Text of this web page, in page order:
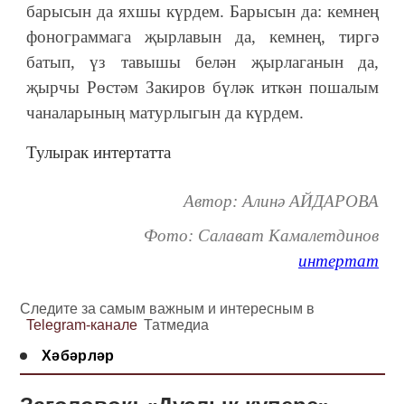
барысын да яхшы күрдем. Барысын да: кемнең
фонограммага җырлавын да, кемнең, тиргә
батып, үз тавышы белән җырлаганын да,
җырчы Рөстәм Закиров бүләк иткән пошалым
чаналарының матурлыгын да күрдем.
Тулырак интертатта
Автор: Алинә АЙДАРОВА
Фото: Салават Камалетдинов
интертат
Следите за самым важным и интересным в
Telegram-канале Татмедиа
Хәбәрләр